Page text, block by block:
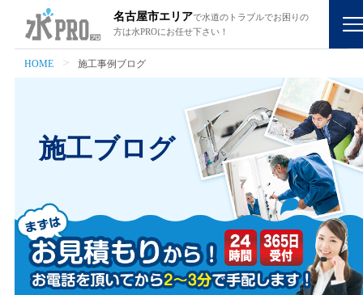
名古屋市エリアで水道のトラブルでお困りの
方は水PROにお任せ下さい！
HOME 施工事例ブログ
施工ブログ